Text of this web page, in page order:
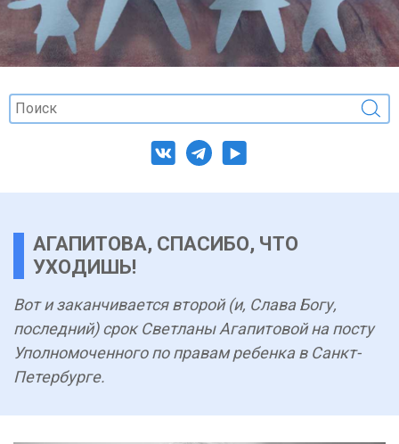
АГАПИТОВА, СПАСИБО, ЧТО
УХОДИШЬ!
Вот и заканчивается второй (и, Слава Богу,
последний) срок Светланы Агапитовой на посту
Уполномоченного по правам ребенка в Санкт-
Петербурге.